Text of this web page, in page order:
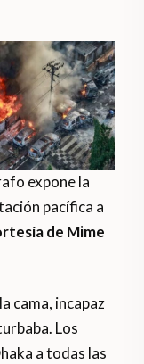
expone la
pacífica a
de Mime
cama, incapaz
Los
a todas las